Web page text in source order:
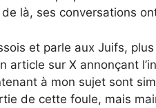
là, ses conversations
et parle aux Juifs,
article sur X annonçant
à mon sujet sont
de cette foule, mais